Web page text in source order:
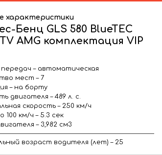
характеристики
Бенц GLS 580 BlueTEC
AMG комплектация VIP
передач – автоматическая
мест – 7
– на борту
двигателя – 489 л. с.
скорость – 250 км/ч
100 км/ч – 5.3 сек
– 3,982 см3
возраст водителя (лет) – 25